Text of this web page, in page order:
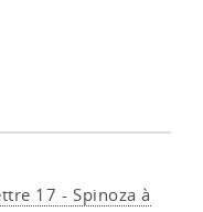
17 - Spinoza à